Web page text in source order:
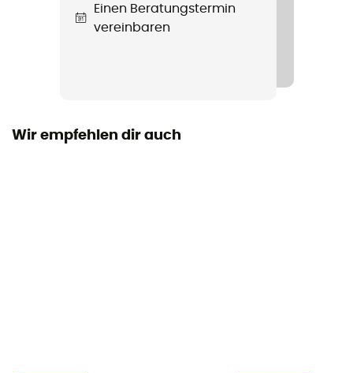
Einen Beratungstermin
vereinbaren
Wir empfehlen dir auch